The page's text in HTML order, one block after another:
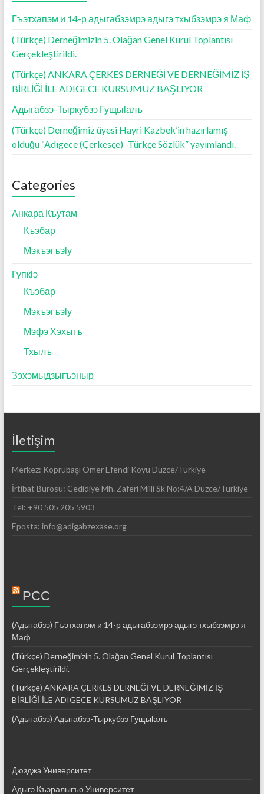
Гъэтхапэм и 14-р адыгабзэмрэ адыгэ тхыбзэмрэ я Маф
(Türkçe) Derneğimizin 5. Olağan Genel Kurul Toplantısı
Gerçekleştirildi.
(Türkçe) ANKARA ÇERKES DERNEĞİ VE DERNEĞİMİZ İŞ
BİRLİĞİ İLE ADIGECE KURSUMUZ BAŞLIYOR
Адыгабзэ-Тыркубзэ Гущыӏалъ
(Türkçe) Derneğimiz üyesi Hayri Kazbek’in hazırlamış
olduğu “Adıgece (Çerkesçe) -Türkçe Sözlük” yayımlandı.
Categories
Анкара Къутам
Къэбар
Мэкъэгъэӏу
Гупкӏэ
Къэбар
Мэкъэгъэӏу
Мэфэ Хэхыгъ
Тхылъ
Зэхэмыдзыгъэныр
İletişim
Merkez: Köprübaşı Ömer Efendi Köyü Düzce/Türkiye
İrtibat Bürosu: Cedidiye Mh. Zaferi Milli Sk No:4/A Düzce/Türkiye
Tel: +90 505 205 5903
Eposta: info@adigabzexase.org
РСС
(Адыгабзэ) Гъэтхапэм и 14-р адыгабзэмрэ адыгэ тхыбзэмрэ я
Маф
(Türkçe) Derneğimizin 5. Olağan Genel Kurul Toplantısı
Gerçekleştirildi.
(Türkçe) ANKARA ÇERKES DERNEĞİ VE DERNEĞİMİZ İŞ
BİRLİĞİ İLE ADIGECE KURSUMUZ BAŞLIYOR
(Адыгабзэ) Адыгабзэ-Тыркубзэ Гущыӏалъ
Дюзджэ Университет
Адыгэ Къэралыгъо Университет